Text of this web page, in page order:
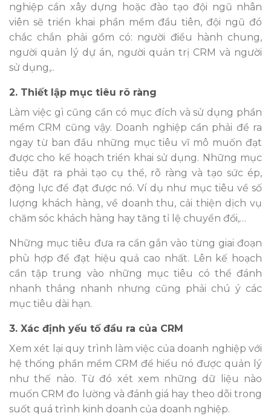
nghiệp cần xây dựng hoặc đào tạo đội ngũ nhân
viên sẽ triển khai phần mềm đầu tiên, đội ngũ đó
chắc chắn phải gồm có: người điều hành chung,
người quản lý dự án, người quản trị CRM và người
sử dụng,..
2. Thiết lập mục tiêu rõ ràng
Làm việc gì cũng cần có mục đích và sử dụng phần
mềm CRM cũng vậy. Doanh nghiệp cần phải đề ra
ngay từ ban đầu những mục tiêu vĩ mô muốn đạt
được cho kế hoạch triển khai sử dụng. Những mục
tiêu đặt ra phải tạo cụ thể, rõ ràng và tạo sức ép,
động lực để đạt được nó. Ví dụ như mục tiêu về số
lượng khách hàng, về doanh thu, cải thiện dịch vụ
chăm sóc khách hàng hay tăng tỉ lệ chuyển đổi,…
Những mục tiêu đưa ra cần gắn vào từng giai đoạn
phù hợp để đạt hiệu quả cao nhất. Lên kế hoạch
cần tập trung vào những mục tiêu có thể đánh
nhanh thắng nhanh nhưng cũng phải chú ý các
mục tiêu dài hạn.
3. Xác định yếu tố đầu ra của CRM
Xem xét lại quy trình làm việc của doanh nghiệp với
hệ thống phần mềm CRM để hiểu nó được quản lý
như thế nào. Từ đó xét xem những dữ liệu nào
muốn CRM đo lường và đánh giá hay theo dõi trong
suốt quá trình kinh doanh của doanh nghiệp.